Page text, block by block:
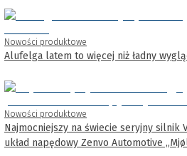
Nowości produktowe
Alufelga latem to więcej niż ładny
Nowości produktowe
Najmocniejszy na świecie seryjny silnik
układ napędowy Zenvo Automotive